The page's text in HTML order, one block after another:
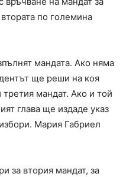
по големина
мандата. Ако няма
ще реши на коя
мандат. Ако и той
глава ще издаде указ
Мария Габриел
за втория мандат, за